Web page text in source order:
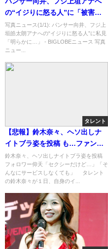
の“イジりに怒る人”に「被害者
の気持ちを勝手に決めつけて相
手を批判…あなたの加害が上回
ってる」
写真ニュース(1/1): パンサー向井、フジ上
垣皓太朗アナへの“イジりに怒る人”に私見
「明らかに…」 - BIGLOBEニュース 写真
ニュー...
タレント
【悲報】鈴木奈々、ヘソ出しナ
イトブラ姿を投稿 も…ファン
「そんなにサービスしなくて
も」
鈴木奈々、ヘソ出しナイトブラ姿を投稿
フォロワー仰天「セクシーだけど…」「そ
んなにサービスしなくても」 タレント
の鈴木奈々が１日、自身のイ...